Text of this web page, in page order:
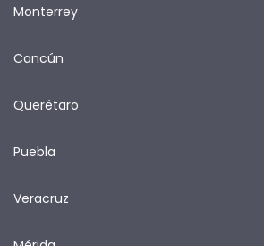
Monterrey
Cancún
Querétaro
Puebla
Veracruz